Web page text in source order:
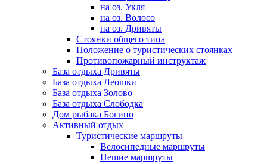
на оз. Укля
на оз. Волосо
на оз. Дривяты
Стоянки общего типа
Положение о туристических стоянках
Противопожарный инструктаж
База отдыха Дривяты
База отдыха Леошки
База отдыха Золово
База отдыха Слободка
Дом рыбака Богино
Активный отдых
Туристические маршруты
Велосипедные маршруты
Пешие маршруты